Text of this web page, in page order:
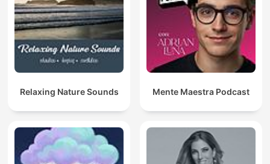
Relaxing Nature Sounds Mente Maestra Podcast